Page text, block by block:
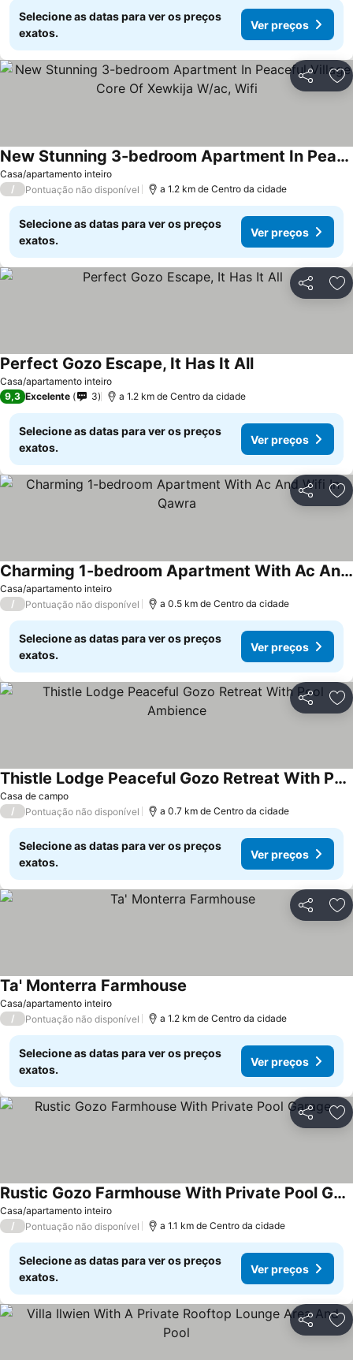
Selecione as datas para ver os preços
exatos.
Ver preços
Partilhar
Casa/apartamento inteiro
New Stunning 3-bedroom Apartment In Peaceful Village Core Of Xewkija W/ac, Wifi
/ Pontuação não disponível a 1.2 km de Centro da cidade
Selecione as datas para ver os preços
exatos.
Ver preços
Partilhar
Casa/apartamento inteiro
Perfect Gozo Escape, It Has It All
9,3 Excelente 3 a 1.2 km de Centro da cidade
Selecione as datas para ver os preços
exatos.
Ver preços
Partilhar
Casa/apartamento inteiro
Charming 1-bedroom Apartment With Ac And Wifi In Qawra
/ Pontuação não disponível a 0.5 km de Centro da cidade
Selecione as datas para ver os preços
exatos.
Ver preços
Partilhar
Casa de campo
Thistle Lodge Peaceful Gozo Retreat With Pool Ambience
/ Pontuação não disponível a 0.7 km de Centro da cidade
Selecione as datas para ver os preços
exatos.
Ver preços
Partilhar
Casa/apartamento inteiro
Ta' Monterra Farmhouse
/ Pontuação não disponível a 1.2 km de Centro da cidade
Selecione as datas para ver os preços
exatos.
Ver preços
Partilhar
Casa/apartamento inteiro
Rustic Gozo Farmhouse With Private Pool Garage
/ Pontuação não disponível a 1.1 km de Centro da cidade
Selecione as datas para ver os preços
exatos.
Ver preços
Partilhar